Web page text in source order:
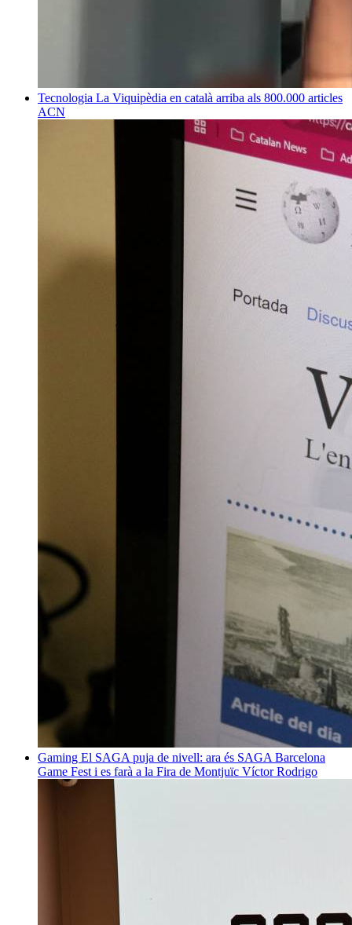
Tecnologia La Viquipèdia en català arriba als 800.000 articles
ACN
Gaming El SAGA puja de nivell: ara és SAGA Barcelona
Game Fest i es farà a la Fira de Montjuïc Víctor Rodrigo